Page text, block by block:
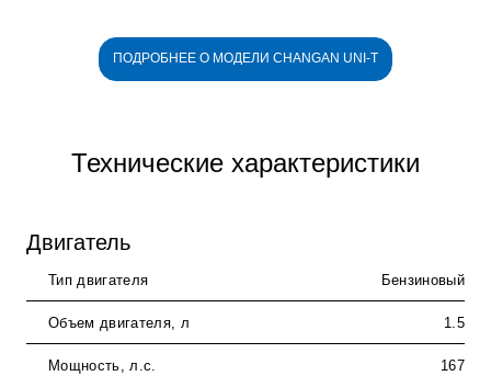
ПОДРОБНЕЕ О МОДЕЛИ CHANGAN UNI-T
Технические характеристики
Двигатель
Тип двигателя Бензиновый
Объем двигателя, л 1.5
Мощность, л.с. 167